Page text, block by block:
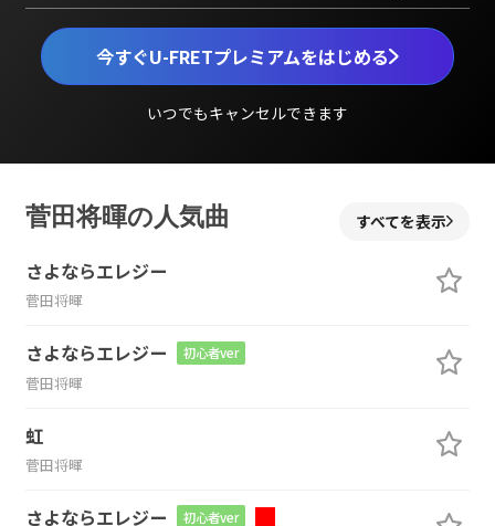
今すぐU-FRETプレミアムをはじめる
いつでもキャンセルできます
菅田将暉の人気曲 すべてを表示
さよならエレジー
菅田将暉
さよならエレジー 初心者ver
菅田将暉
虹
菅田将暉
さよならエレジー 初心者ver